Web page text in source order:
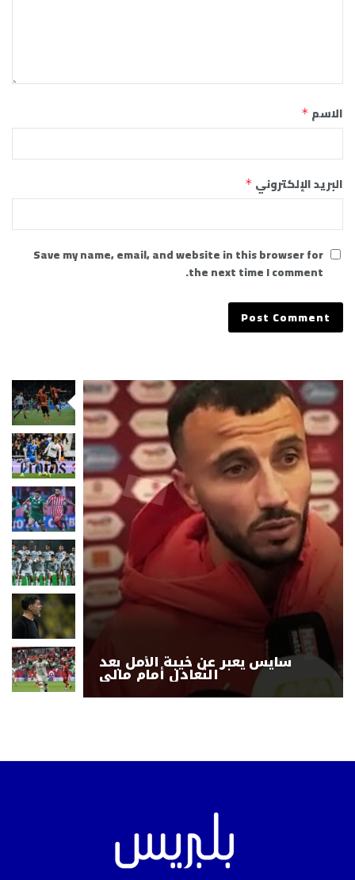
الاسم *
البريد الإلكتروني *
Save my name, email, and website in this browser for
the next time I comment.
سايس يعبر عن خيبة الأمل بعد
التعادل أمام مالي